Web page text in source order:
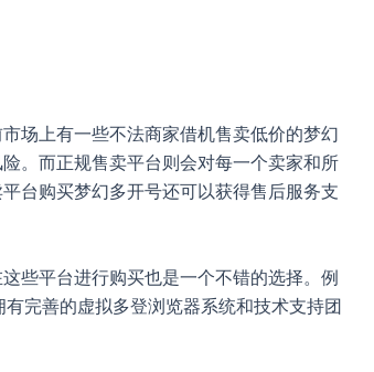
场上有一些不法商家借机售卖低价的梦幻
。而正规售卖平台则会对每一个卖家和所
台购买梦幻多开号还可以获得售后服务支
些平台进行购买也是一个不错的选择。例
完善的虚拟多登浏览器系统和技术支持团